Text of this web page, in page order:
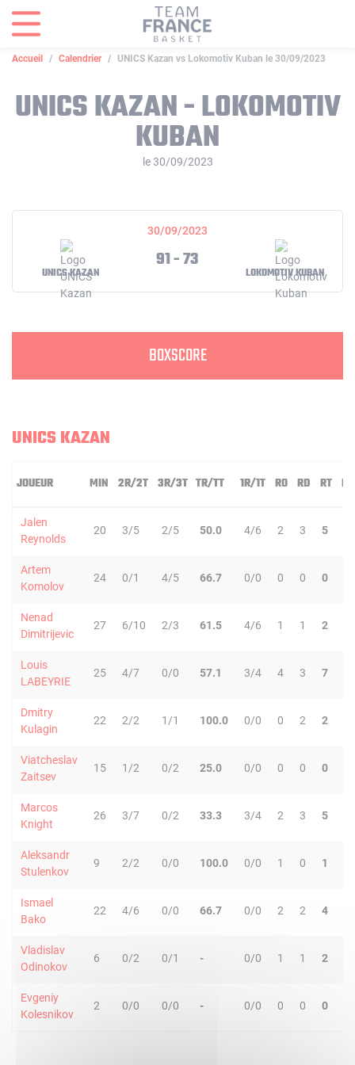
Accueil Calendrier UNICS Kazan vs Lokomotiv Kuban le 30/09/2023
UNICS KAZAN - LOKOMOTIV
KUBAN
le 30/09/2023
30/09/2023
UNICS KAZAN
91 - 73
LOKOMOTIV KUBAN
BOXSCORE
UNICS KAZAN
JOUEUR MIN 2R/2T 3R/3T TR/TT 1R/1T RO RD RT PD
Jalen
Reynolds
20 3/5 2/5 50.0 4/6 2 3 5
Artem
Komolov
24 0/1 4/5 66.7 0/0 0 0 0
Nenad
Dimitrijevic
27 6/10 2/3 61.5 4/6 1 1 2
Louis
LABEYRIE
25 4/7 0/0 57.1 3/4 4 3 7
Dmitry
Kulagin
22 2/2 1/1 100.0 0/0 0 2 2
Viatcheslav
Zaitsev
15 1/2 0/2 25.0 0/0 0 0 0
Marcos
Knight
26 3/7 0/2 33.3 3/4 2 3 5
Aleksandr
Stulenkov
9 2/2 0/0 100.0 0/0 1 0 1
Ismael
Bako
22 4/6 0/0 66.7 0/0 2 2 4
Vladislav
Odinokov
6 0/2 0/1 - 0/0 1 1 2
Evgeniy
Kolesnikov
2 0/0 0/0 - 0/0 0 0 0
Panneau de gestion des cookies